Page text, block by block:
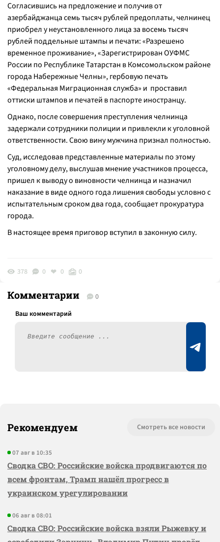
Согласившись на предложение и получив от
азербайджанца семь тысяч рублей предоплаты, челнинец
приобрел у неустановленного лица за восемь тысяч
рублей поддельные штампы и печати: «Разрешено
временное проживание», «Зарегистрирован ОУФМС
России по Республике Татарстан в Комсомольском районе
города Набережные Челны», гербовую печать
«Федеральная Миграционная служба» и проставил
оттиски штампов и печатей в паспорте иностранцу.
Однако, после совершения преступления челнинца
задержали сотрудники полиции и привлекли к уголовной
ответственности. Свою вину мужчина признал полностью.
Суд, исследовав представленные материалы по этому
уголовному делу, выслушав мнение участников процесса,
пришел к выводу о виновности челнинца и назначил
наказание в виде одного года лишения свободы условно с
испытательным сроком два года, сообщает прокуратура
города.
В настоящее время приговор вступил в законную силу.
378 0 0 0
Комментарии 0
Рекомендуем Смотреть все новости
07 авг в 10:35
Сводка СВО: Российские войска продвигаются по
всем фронтам, Трамп нашёл прогресс в
украинском урегулировании
06 авг в 08:01
Сводка СВО: Российские войска взяли Рыжевку и